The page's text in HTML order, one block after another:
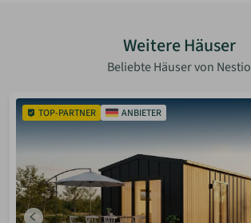
Weitere Häuser
Beliebte Häuser von Nestio
TOP-PARTNER ANBIETER